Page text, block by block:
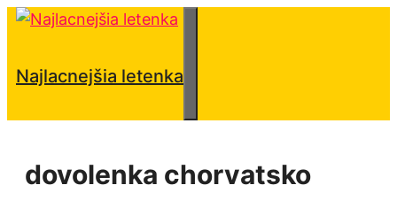
Preskočiť
obsah
Najlacnejšia letenka
dovolenka chorvatsko